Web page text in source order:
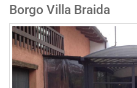
Borgo Villa Braida